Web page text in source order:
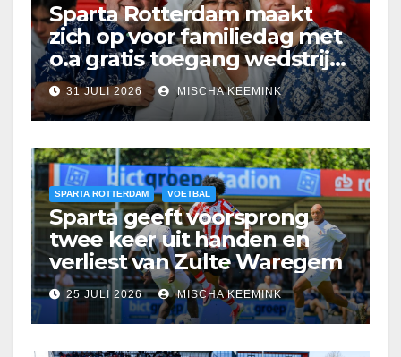
Sparta Rotterdam maakt
zich op voor familiedag met
o.a gratis toegang wedstrijd
tegen MSV Duisburg
31 JULI 2026 MISCHA KEEMINK
SPARTA ROTTERDAM VOETBAL
Sparta geeft voorsprong
twee keer uit handen en
verliest van Zulte Waregem
25 JULI 2026 MISCHA KEEMINK